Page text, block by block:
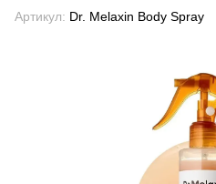
Артикул: Dr. Melaxin Body Spray